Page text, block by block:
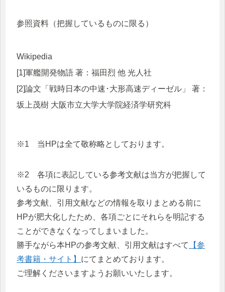
参照資料（把握しているものに限る）
Wikipedia
[1]軍艦開発物語 著：福田烈 他 光人社
[2]論文「戦時日本の中速･大形高速ディーゼル」 著：
坂上茂樹 大阪市立大学大学院経済学研究科
※1 当HPは全て敬称略としております。
※2 各項に表記している参考文献は当方が把握して
いるものに限ります。
参考文献、引用文献などの情報を取りまとめる前に
HPが肥大化したため、各項ごとにそれらを明記する
ことができなくなってしまいました。
勝手ながら本HPの参考文献、引用文献はすべて
【参
考書籍・サイト】 にてまとめております。
ご理解くださいますようお願いいたします。